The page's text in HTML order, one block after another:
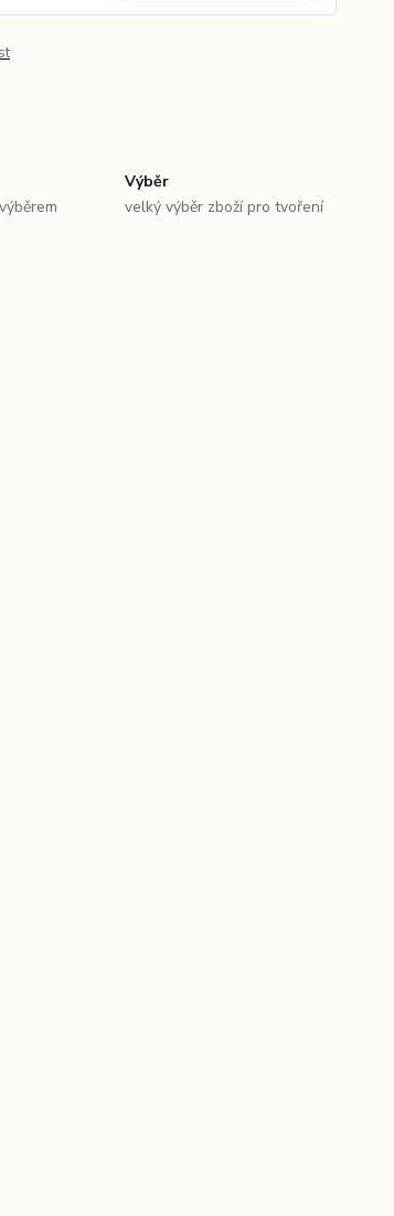
Výběr
velký výběr zboží pro tvoření